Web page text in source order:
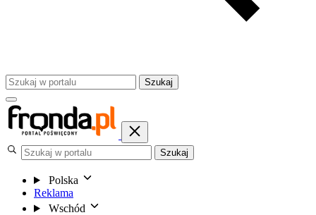
Szukaj
Szukaj
Polska
Reklama
Wschód